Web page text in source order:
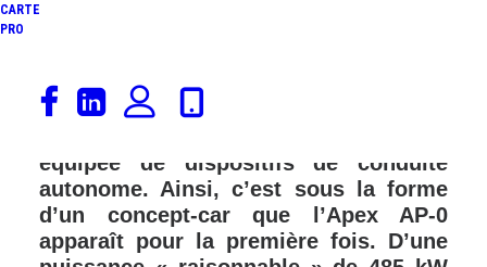
CARTE
PRO
Apex Motors Limited, le constructeur
d’outre-Manche, vient de présenter sa
équipée de dispositifs de conduite
autonome. Ainsi, c’est sous la forme
d’un concept-car que l’Apex AP-0
apparaît pour la première fois. D’une